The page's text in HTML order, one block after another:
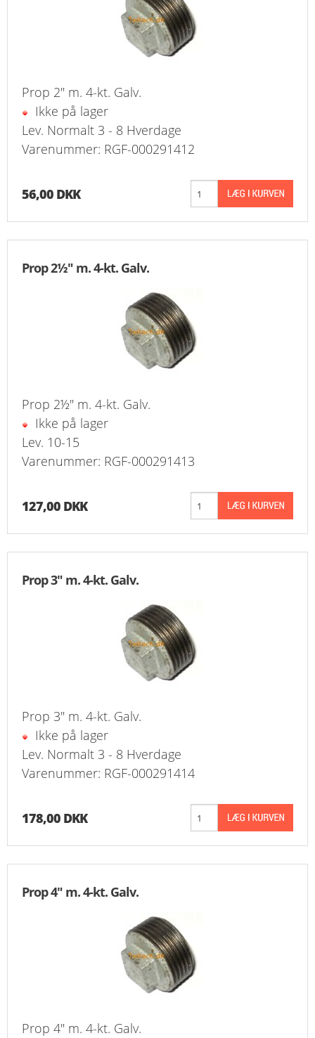
Prop 2" m. 4-kt. Galv.
Ikke på lager
Lev. Normalt 3 - 8 Hverdage
Varenummer: RGF-000291412
56,00 DKK
Prop 2½" m. 4-kt. Galv.
Prop 2½" m. 4-kt. Galv.
Ikke på lager
Lev. 10-15
Varenummer: RGF-000291413
127,00 DKK
Prop 3" m. 4-kt. Galv.
Prop 3" m. 4-kt. Galv.
Ikke på lager
Lev. Normalt 3 - 8 Hverdage
Varenummer: RGF-000291414
178,00 DKK
Prop 4" m. 4-kt. Galv.
Prop 4" m. 4-kt. Galv.